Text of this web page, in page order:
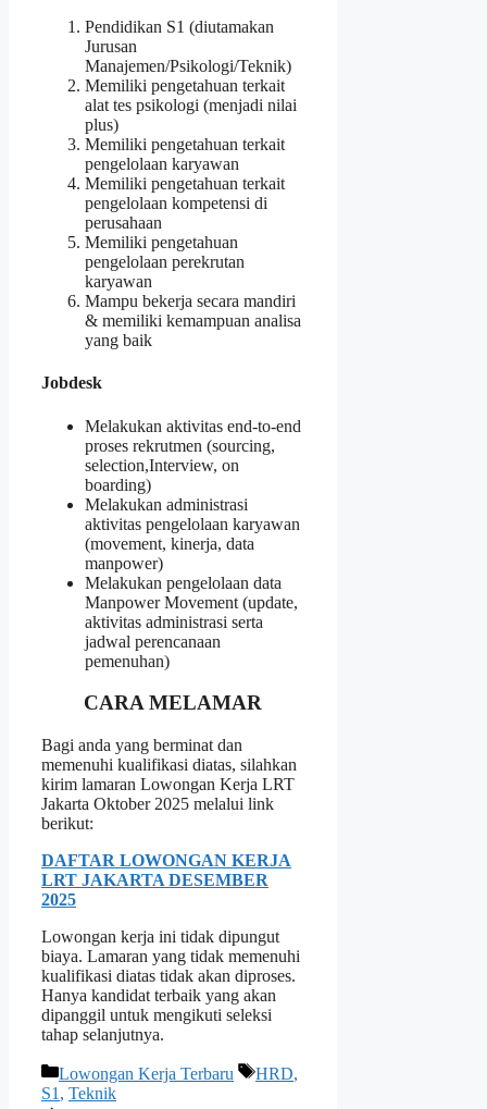
Pendidikan S1 (diutamakan
Jurusan
Manajemen/Psikologi/Teknik)
Memiliki pengetahuan terkait
alat tes psikologi (menjadi nilai
plus)
Memiliki pengetahuan terkait
pengelolaan karyawan
Memiliki pengetahuan terkait
pengelolaan kompetensi di
perusahaan
Memiliki pengetahuan
pengelolaan perekrutan
karyawan
Mampu bekerja secara mandiri
& memiliki kemampuan analisa
yang baik
Jobdesk
Melakukan aktivitas end-to-end
proses rekrutmen (sourcing,
selection,Interview, on
boarding)
Melakukan administrasi
aktivitas pengelolaan karyawan
(movement, kinerja, data
manpower)
Melakukan pengelolaan data
Manpower Movement (update,
aktivitas administrasi serta
jadwal perencanaan
pemenuhan)
CARA MELAMAR
Bagi anda yang berminat dan
memenuhi kualifikasi diatas, silahkan
kirim lamaran Lowongan Kerja LRT
Jakarta Oktober 2025 melalui link
berikut:
DAFTAR LOWONGAN KERJA
LRT JAKARTA DESEMBER
2025
Lowongan kerja ini tidak dipungut
biaya. Lamaran yang tidak memenuhi
kualifikasi diatas tidak akan diproses.
Hanya kandidat terbaik yang akan
dipanggil untuk mengikuti seleksi
tahap selanjutnya.
Kategori
Lowongan Kerja Terbaru Tag
HRD,
S1 , Teknik